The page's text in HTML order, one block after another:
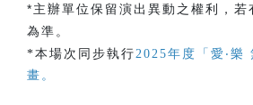
*主辦單位保留演出異動之權利，若
為準。
*本場次同步執行 2025年度「愛‧樂
畫。